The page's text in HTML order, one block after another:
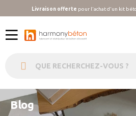
Livraison offerte pour l'achat d'un kit
Blog